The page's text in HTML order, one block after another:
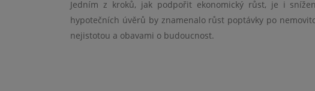
Jedním z kroků, jak podpořit ekonomický růst, je i
hypotečních úvěrů by znamenalo růst poptávky po
nejistotou a obavami o budoucnost.